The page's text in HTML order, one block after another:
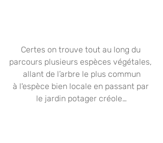
Certes on trouve tout au long du
parcours plusieurs espèces végétales,
allant de l’arbre le plus commun
à l'espèce bien locale en passant par
le jardin potager créole…